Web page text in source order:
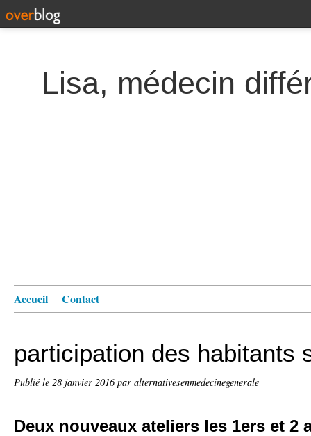
Lisa, médecin
Accueil Contact
participation des habitants
Publié le 28 janvier 2016par alternativesenmedecinegenerale
Deux nouveaux ateliers les 1ers et 2